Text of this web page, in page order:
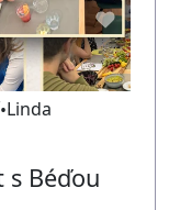
Linda
s Béďou